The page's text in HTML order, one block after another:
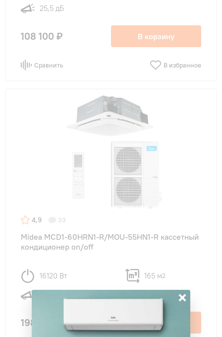
25,5 дБ
108 100 ₽ В корзину
Сравнить В избранное
4,9 33
Midea MCD1-60HRN1-R/MOU-55HN1-R кассетный
кондиционер on/off
16120 Вт 165 м2
198 900 ₽ В корзину
×